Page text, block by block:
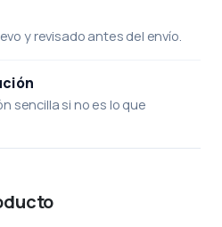
y revisado antes del envío.
sencilla si no es lo que